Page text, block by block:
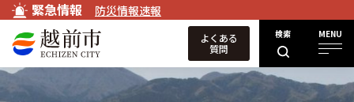
緊急情報 防災情報速報
検索 MENU
よくある
質問